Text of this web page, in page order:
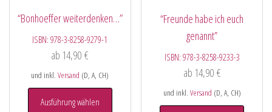
“Bonhoeffer weiterdenken…”
ISBN:978-3-8258-9279-1
ab 14,90€
und inkl.Versand (D, A, CH)
Ausführung wählen
“Freunde habe ich euch
genannt”
ISBN: 978-3-8258-9233-3
ab 14,90 €
und inkl. Versand (D, A, CH)